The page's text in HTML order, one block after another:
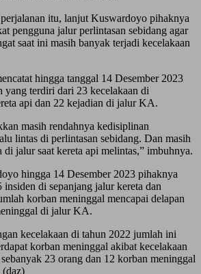
itu, lanjut Kuswardoyo pihaknya
pengguna jalur perlintasan sebidang agar
saat ini masih banyak terjadi kecelakaan
hingga tanggal 14 Desember 2023
yang terdiri dari 23 kecelakaan di
api dan 22 kejadian di jalur KA.
masih rendahnya kedisiplinan
lintas di perlintasan sebidang. Dan masih
di jalur saat kereta api melintas,” imbuhnya.
hingga 14 Desember 2023 pihaknya
insiden di sepanjang jalur kereta dan
korban meninggal mencapai delapan
di jalur KA.
kecelakaan di tahun 2022 jumlah ini
korban meninggal akibat kecelakaan
23 orang dan 12 korban meninggal